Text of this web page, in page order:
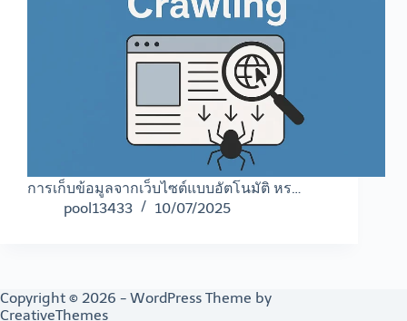
การเก็บข้อมูลจากเว็บไซต์แบบอัตโนมัติ หร…
pool13433
10/07/2025
Copyright © 2026 - WordPress Theme by
CreativeThemes